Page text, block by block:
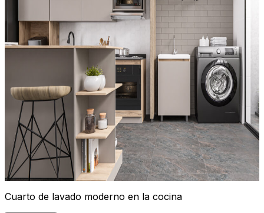
Cuarto de lavado moderno en la cocina